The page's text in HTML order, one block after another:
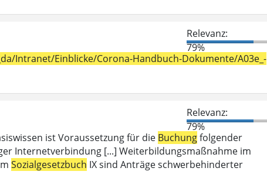
Relevanz:
79%
Intranet/Einblicke/Corona-Handbuch-Dokumente/A03e_-
Relevanz:
79%
ist Voraussetzung für die Buchungfolgender
Internetverbindung [...] Weiterbildungsmaßnahme im
Sozialgesetzbuch IX sind Anträge schwerbehinderter